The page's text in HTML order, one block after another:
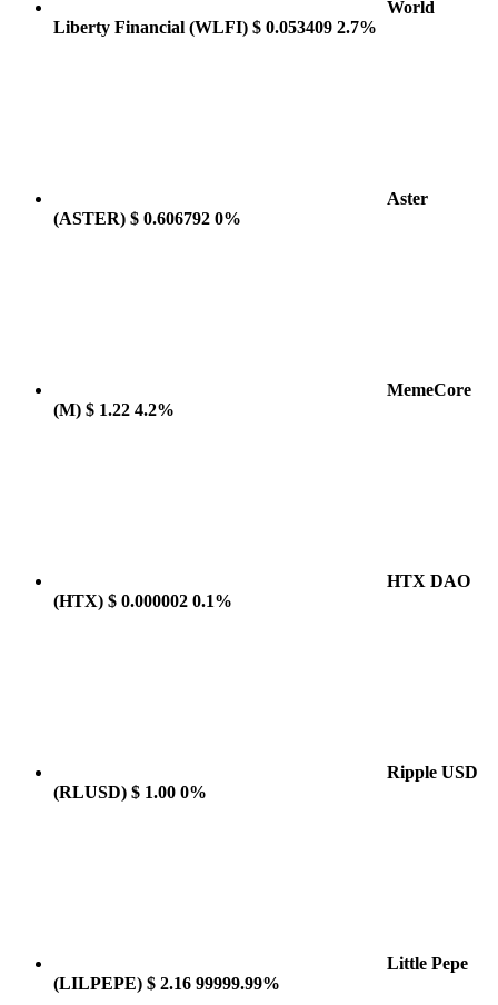
World
Liberty Financial (WLFI) $ 0.053409 2.7%
Aster
(ASTER) $ 0.606792 0%
MemeCore
(M) $ 1.22 4.2%
HTX DAO
(HTX) $ 0.000002 0.1%
Ripple USD
(RLUSD) $ 1.00 0%
Little Pepe
(LILPEPE) $ 2.16 99999.99%